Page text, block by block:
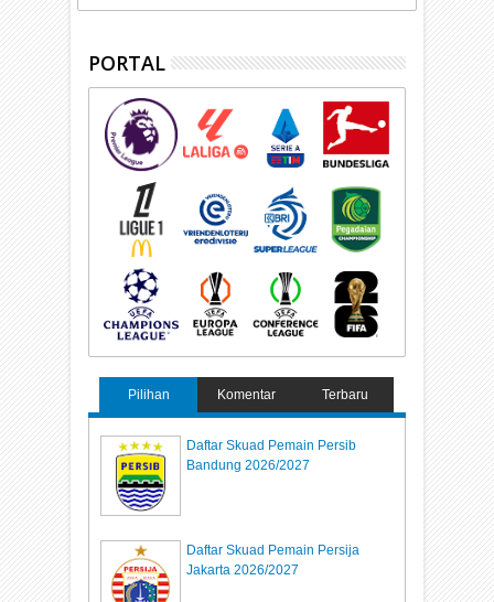
PORTAL
Pilihan Komentar Terbaru
Daftar Skuad Pemain Persib
Bandung 2026/2027
Daftar Skuad Pemain Persija
Jakarta 2026/2027